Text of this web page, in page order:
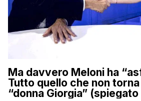
Ma davvero Meloni ha
Tutto quello che non
“donna Giorgia”